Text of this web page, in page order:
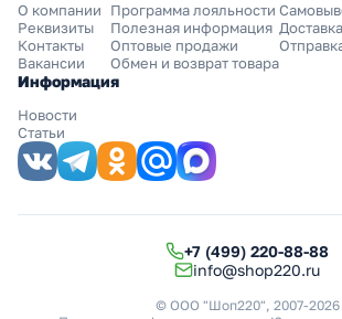
О компании
Реквизиты
Контакты
Вакансии
Программа лояльности
Полезная информация
Оптовые продажи
Обмен и возврат товара
Информация
Новости
Статьи
+7 (499) 220-88-88
info@shop220.ru
© ООО "Шоп220", 2007-2026